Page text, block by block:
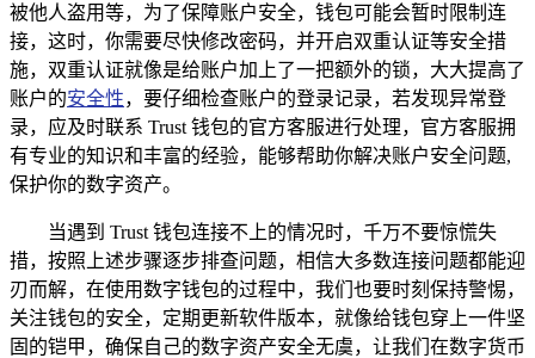
被他人盗用等，为了保障账户安全，钱包可能会暂时限制连
接，这时，你需要尽快修改密码，并开启双重认证等安全措
施，双重认证就像是给账户加上了一把额外的锁，大大提高了
账户的安全性，要仔细检查账户的登录记录，若发现异常登
录，应及时联系 Trust 钱包的官方客服进行处理，官方客服拥
有专业的知识和丰富的经验，能够帮助你解决账户安全问题,
保护你的数字资产。
当遇到 Trust 钱包连接不上的情况时，千万不要惊慌失
措，按照上述步骤逐步排查问题，相信大多数连接问题都能迎
刃而解，在使用数字钱包的过程中，我们也要时刻保持警惕，
关注钱包的安全，定期更新软件版本，就像给钱包穿上一件坚
固的铠甲，确保自己的数字资产安全无虞，让我们在数字货币